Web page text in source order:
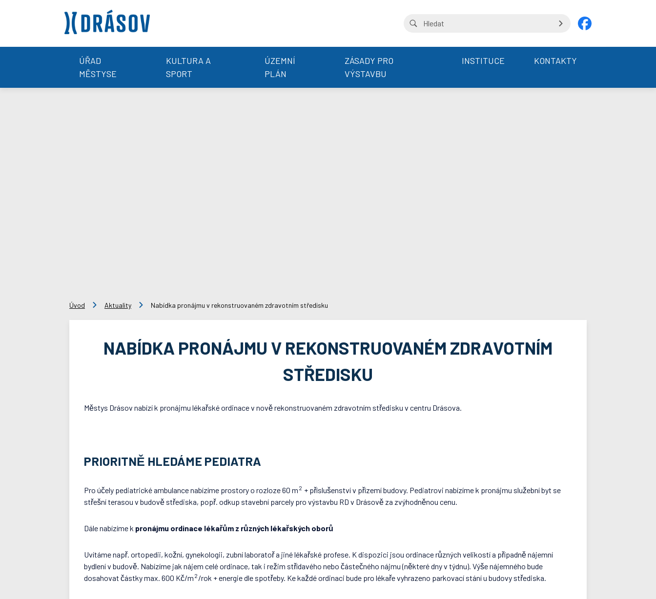
ÚŘAD
MĚSTYSE
KULTURA A
SPORT
ÚZEMNÍ
PLÁN
ZÁSADY PRO
VÝSTAVBU
INSTITUCE KONTAKTY
Úvod Aktuality Nabídka pronájmu v rekonstruovaném zdravotním středisku
NABÍDKA PRONÁJMU V REKONSTRUOVANÉM ZDRAVOTNÍM
STŘEDISKU
Městys Drásov nabízí k pronájmu lékařské ordinace v nově rekonstruovaném zdravotním středisku v centru Drásova.
PRIORITNĚ HLEDÁME PEDIATRA
Pro účely pediatrické ambulance nabízíme prostory o rozloze 60 m 2 + příslušenství v přízemí budovy. Pediatrovi nabízíme k pronájmu služební byt se
střešní terasou v budově střediska, popř. odkup stavební parcely pro výstavbu RD v Drásově za zvýhodněnou cenu.
Dále nabízíme k pronájmu ordinace lékařům z různých lékařských oborů
Uvítáme např. ortopedii, kožní, gynekologii, zubní laboratoř a jiné lékařské profese. K dispozici jsou ordinace různých velikostí a případně nájemní
bydlení v budově. Nabízíme jak nájem celé ordinace, tak i režim střídavého nebo částečného nájmu (některé dny v týdnu). Výše nájemného bude
dosahovat částky max. 600 Kč/m 2 /rok + energie dle spotřeby. Ke každé ordinaci bude pro lékaře vyhrazeno parkovací stání u budovy střediska.